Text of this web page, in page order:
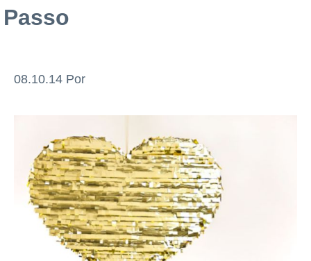
Passo
08.10.14 Por